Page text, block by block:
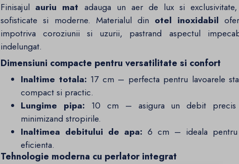
Finisajulauriu mat adauga un aer de lux si
sofisticate si moderne. Materialul din otel inoxidabil
impotriva coroziunii si uzurii, pastrand aspectul
indelungat.
Dimensiuni compacte pentru versatilitate si confort
Inaltime totala: 17 cm – perfecta pentru lavoarele
compact si practic.
Lungime pipa: 10 cm – asigura un debit precis
minimizand stropirile.
Inaltimea debitului de apa: 6 cm – ideala
eficienta.
Tehnologie moderna cu perlator integrat